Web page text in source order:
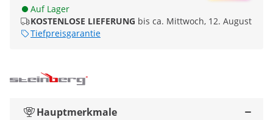
Auf Lager
KOSTENLOSE LIEFERUNG bis ca. Mittwoch, 12. August
Tiefpreisgarantie
Hauptmerkmale